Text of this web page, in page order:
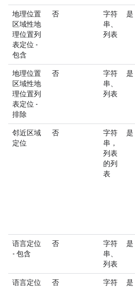
地理位置
区域性地
理位置列
表定位 -
包含
否
字符
串、
列表
是
地理位置
区域性地
理位置列
表定位 -
排除
否
字符
串、
列表
是
邻近区域
定位
否
字符
串，
列表
的列
表
是
语言定位
- 包含
否
字符
串、
列表
是
语言定位 否 字符 是